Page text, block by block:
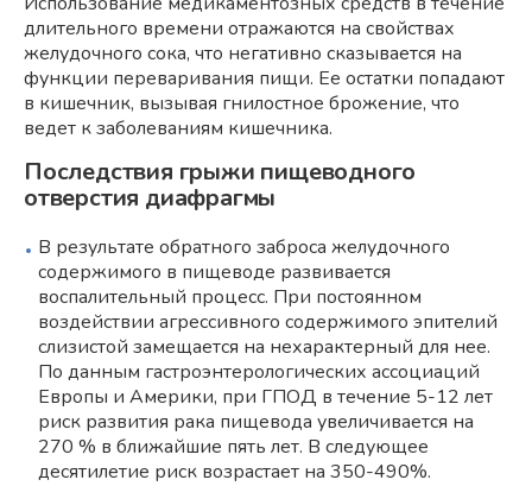
длительного времени отражаются на свойствах
желудочного сока, что негативно сказывается на
функции переваривания пищи. Ее остатки попадают
в кишечник, вызывая гнилостное брожение, что
ведет к заболеваниям кишечника.
Последствия грыжи пищеводного
отверстия диафрагмы
В результате обратного заброса желудочного
содержимого в пищеводе развивается
воспалительный процесс. При постоянном
воздействии агрессивного содержимого эпителий
слизистой замещается на нехарактерный для нее.
По данным гастроэнтерологических ассоциаций
Европы и Америки, при ГПОД в течение 5-12 лет
риск развития рака пищевода увеличивается на
270 % в ближайшие пять лет. В следующее
десятилетие риск возрастает на 350-490%.